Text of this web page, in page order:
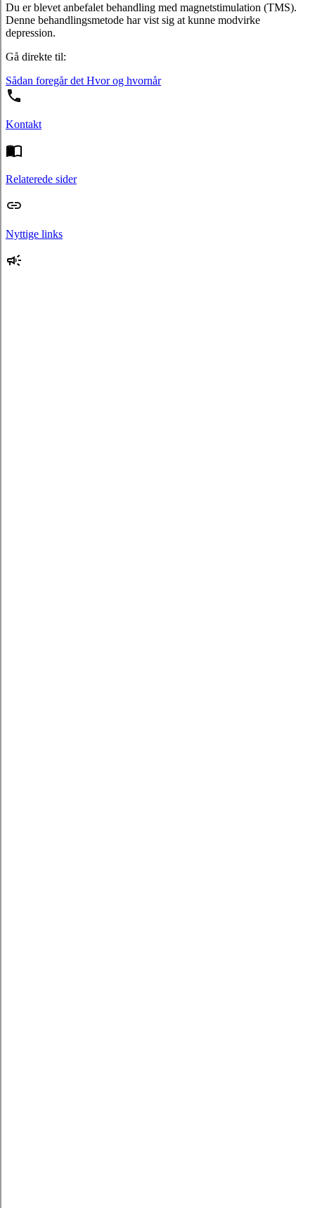
Du er blevet anbefalet behandling med magnetstimulation (TMS).
Denne behandlingsmetode har vist sig at kunne modvirke
depression.
Gå direkte til:
Sådan foregår det Hvor og hvornår
Kontakt
Relaterede sider
Nyttige links